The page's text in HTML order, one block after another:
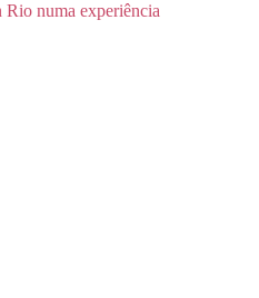
numa experiência